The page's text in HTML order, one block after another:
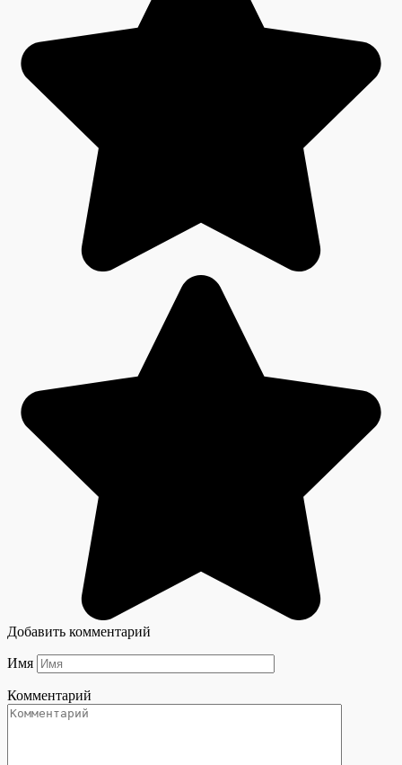
Добавить комментарий
Имя
Комментарий